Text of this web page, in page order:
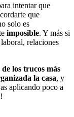
intentar que
que
solo es
imposible. Y más si
relaciones
de los trucos más
la casa, y
aplicando poco a